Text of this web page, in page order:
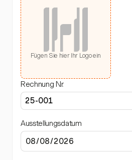
Fügen Sie hier Ihr Logo ein
Rechnung Nr.
Ausstellungsdatum